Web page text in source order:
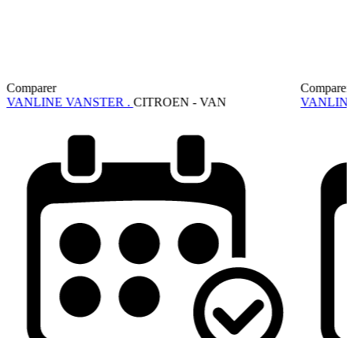
Comparer
VANLINE VANSTER . CITROEN - VAN
Comparer